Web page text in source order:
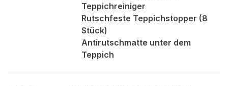
Teppichreiniger
Rutschfeste Teppichstopper (8
Stück)
Antirutschmatte unter dem
Teppich
Meine Einstellungen speichern
Alle akzeptieren